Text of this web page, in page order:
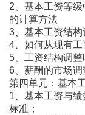
2、基本工资等
的计算方法
3、基本工资结
4、如何从现有
5、工资结构调
6、薪酬的市场调
第四单元：基本
1、基本工资与
标准；